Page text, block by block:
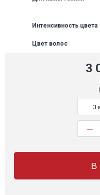
Интенсивность цвета
Цвет волос
3
3
−
В